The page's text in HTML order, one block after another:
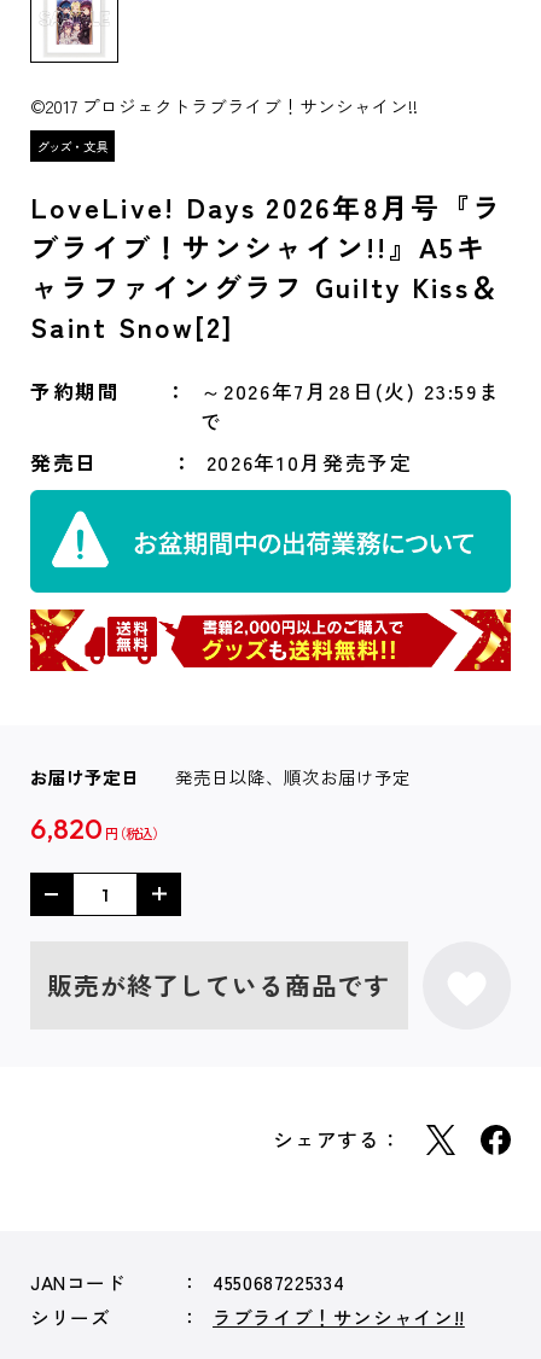
©2017 プロジェクトラブライブ！サンシャイン!!
LoveLive! Days 2026年8月号『ラ
ブライブ！サンシャイン!!』A5キ
ャラファイングラフ Guilty Kiss＆
Saint Snow[2]
予約期間
～2026年7月28日(火) 23:59ま
で
発売日
2026年10月発売予定
お届け予定日 発売日以降、順次お届け予定
6,820 円
販売が終了している商品です
シェアする：
JANコード
4550687225334
シリーズ
ラブライブ！サンシャイン!!